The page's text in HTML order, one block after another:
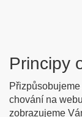
Principy
chování na
zobrazujeme
O nás